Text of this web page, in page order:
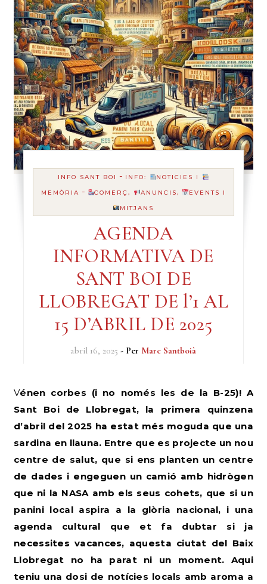
INFO SANT BOI - INFO:
NOTICIES I
MEMÒRIA - COMERÇ, ANUNCIS,
EVENTS I
MITJANS
AGENDA
INFORMATIVA DE
SANT BOI DE
LLOBREGAT DE l’1 AL
15 D’ABRIL DE 2025
abril 16, 2025 - Per Marc Santboià
Vénen corbes (i no només les de la B-25)! A
Sant Boi de Llobregat, la primera quinzena
d’abril del 2025 ha estat més moguda que una
sardina en llauna. Entre que es projecte un nou
centre de salut, que si ens planten un centre
de dades i engeguen un camió amb hidrògen
que ni la NASA amb els seus cohets, que si un
panini local aspira a la glòria nacional, i una
agenda cultural que et fa dubtar si ja
necessites vacances, aquesta ciutat del Baix
Llobregat no ha parat ni un moment. Aqui
teniu una dosi de notícies locals amb aroma a